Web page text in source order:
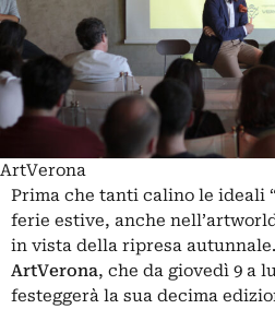
ArtVerona
Prima che tanti calino le ideali
ferie estive, anche
in vista della ripresa
ArtVerona, che da giovedì 9 a
festeggerà la sua decima